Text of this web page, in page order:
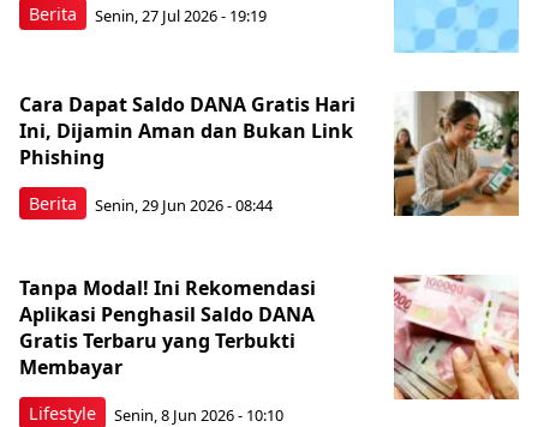
Berita Senin, 27 Jul 2026 - 19:19
Berita
Cara Dapat Saldo DANA Gratis Hari
Ini, Dijamin Aman dan Bukan Link
Phishing
Senin, 29 Jun 2026 - 08:44
Lifestyle
Tanpa Modal! Ini Rekomendasi
Aplikasi Penghasil Saldo DANA
Gratis Terbaru yang Terbukti
Membayar
Senin, 8 Jun 2026 - 10:10